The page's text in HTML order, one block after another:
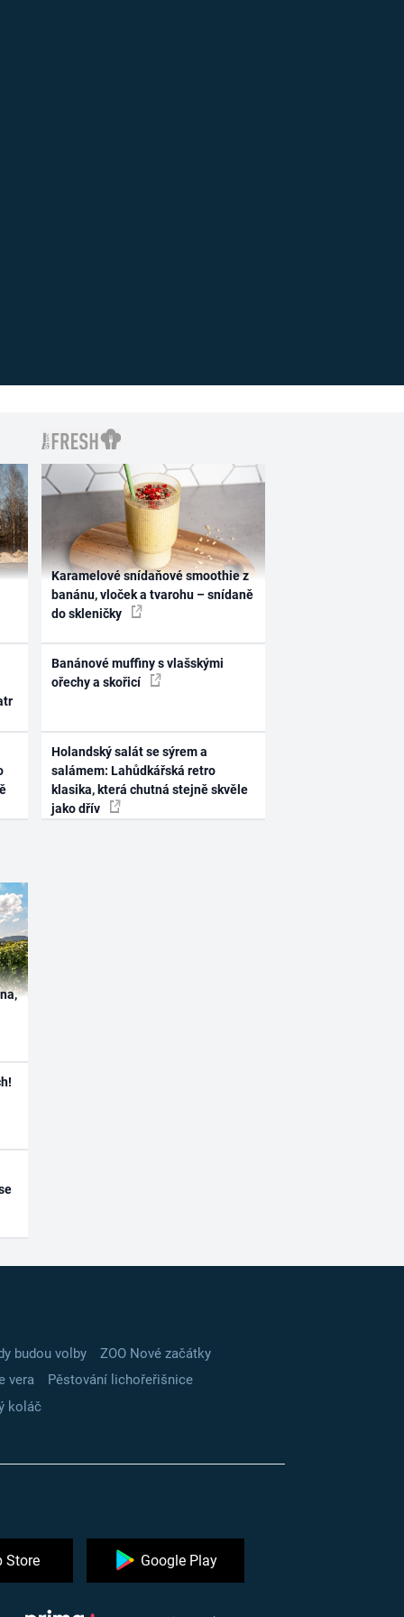
Karamelové snídaňové smoothie z
banánu, vloček a tvarohu – snídaně
do skleničky
Banánové muffiny s vlašskými
ořechy a skořicí
Holandský salát se sýrem a
salámem: Lahůdkářská retro
klasika, která chutná stejně skvěle
jako dřív
budou volby
ZOO Nové začátky
vera
Pěstování lichořeřišnice
koláč
Store Google Play